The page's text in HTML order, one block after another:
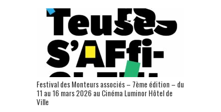
Festival des Monteurs associés – 7ème édition – du
11 au 16 mars 2026 au Cinéma Luminor Hôtel de
Ville